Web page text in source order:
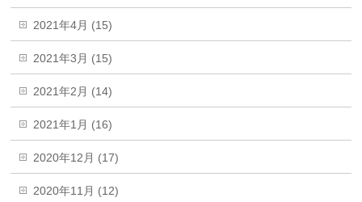
2021年4月 (15)
2021年3月 (15)
2021年2月 (14)
2021年1月 (16)
2020年12月 (17)
2020年11月 (12)